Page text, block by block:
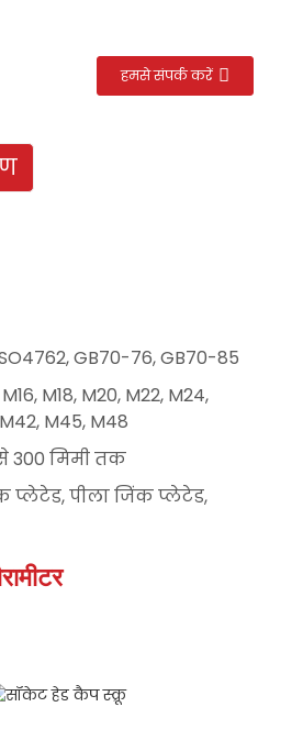
हमसे संपर्क करें
GB70-76, GB70-85
M18, M20, M22, M24,
M45, M48
300 मिमी तक
प्लेटेड, पीला जिंक प्लेटेड,